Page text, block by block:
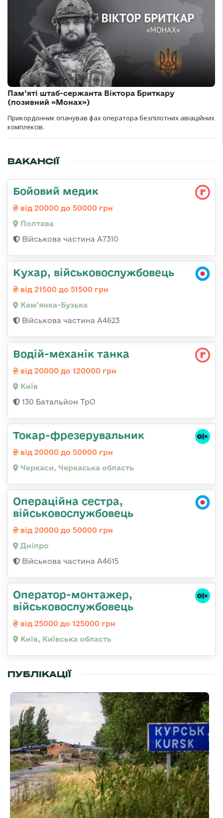
Пам’яті штаб-сержанта Віктора Бриткару
(позивний «Монах»)
Прикордонник опанував фах оператора безпілотних авіаційних
комплексів.
ВАКАНСІЇ
Бойовий медик
від 20000 до 50000 грн
Полтава
Військова частина А7310
Кухар, військовослужбовець
від 21500 до 51500 грн
Кам'янка-Бузька
Військова частина А4623
Водій-механік танка
від 20000 до 120000 грн
Київ
130 Батальйон ТрО
Токар-фрезерувальник
від 20000 до 50000 грн
Черкаси, Черкаська область
Операційна сестра,
військовослужбовець
від 20000 до 50000 грн
Дніпро
Військова частина А4615
Оператор-монтажер,
військовослужбовець
від 25000 до 125000 грн
Київ, Київська область
ПУБЛІКАЦІЇ